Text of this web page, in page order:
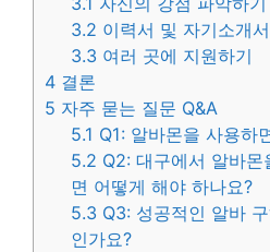
3.2 이력서 및 자기소개
3.3 여러 곳에 지원하기
4 결론
5 자주 묻는 질문 Q&A
5.1 Q1: 알바몬을 사용하
5.2 Q2: 대구에서 알바
면 어떻게 해야 하나요?
5.3 Q3: 성공적인 알바
인가요?